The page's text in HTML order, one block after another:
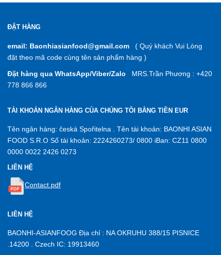
ĐẶT HÀNG
email: Baonhiasianfood@gmail.com ( Quý khách Vui Lòng
đặt theo mã code cùng tên sản phẩm hàng )
Đặt hàng qua WhatsApp/Viber/Zalo MRS.Trần Phương : +420
778 866 866
TÀI KHOẢN NGÂN HÀNG CỦA CHÚNG TÔI BẰNG TIỀN EUR
Tên ngân hàng: česká Spořitelna . Tên tài khoản: BAONHI ASIAN
FOOD S.R.O Số tài khoản: 2224260273/ 0800 iBan: CZ11 0800
0000 0022 2426 0273
LIÊN HỆ
Contact.pdf
LIÊN HỆ
BAONHI-ASIANFOOG Địa chỉ : NA OKRUHU 388/15 PISNICE
.14200 . Czech IC: 19913460